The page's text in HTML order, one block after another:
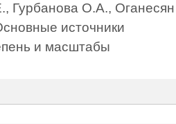
Гурбанова О.А., Оганесян
источники
и масштабы